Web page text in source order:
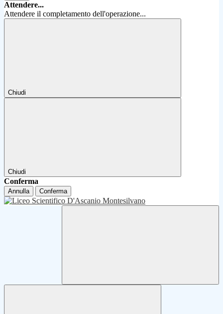
Attendere...
Attendere il completamento dell'operazione...
Chiudi
Chiudi
Conferma
Annulla Conferma